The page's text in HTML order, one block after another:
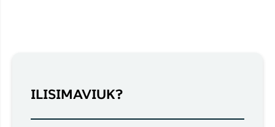
ILISIMAVIUK?